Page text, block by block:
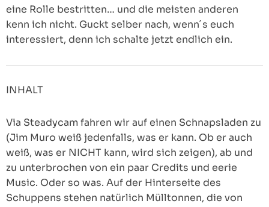
eine Rolle bestritten… und die meisten anderen
kenn ich nicht. Guckt selber nach, wenn´s euch
interessiert, denn ich schalte jetzt endlich ein.
INHALT
Via Steadycam fahren wir auf einen Schnapsladen zu
(Jim Muro weiß jedenfalls, was er kann. Ob er auch
weiß, was er NICHT kann, wird sich zeigen), ab und
zu unterbrochen von ein paar Credits und eerie
Music. Oder so was. Auf der Hinterseite des
Schuppens stehen natürlich Mülltonnen, die von